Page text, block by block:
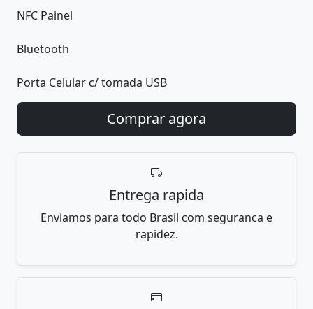
NFC Painel
Bluetooth
Porta Celular c/ tomada USB
Entrega rapida
Enviamos para todo Brasil com seguranca e
rapidez.